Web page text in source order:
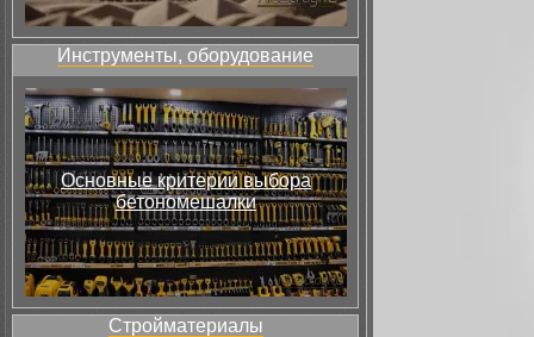
Инструменты, оборудование
Основные критерии выбора
бетономешалки
Стройматериалы